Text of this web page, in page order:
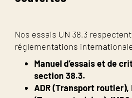
Nos essais UN 38.3
réglementations
Manuel d’essais et de
section 38.3.
ADR (Transport routier),